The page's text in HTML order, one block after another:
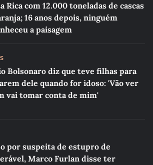
Rica com 12.000 toneladas de cascas
16 anos depois, ninguém
a paisagem
Bolsonaro diz que teve filhas para
dele quando for idoso: 'Vão ver
vai tomar conta de mim'
por suspeita de estupro de
Marco Furlan disse ter